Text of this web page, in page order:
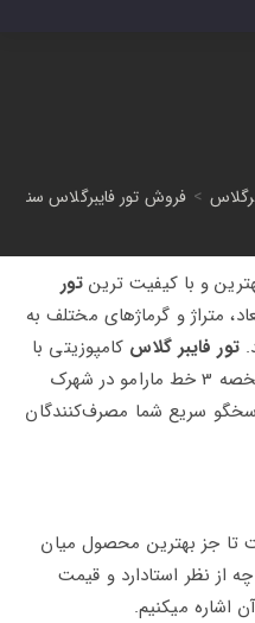
> فروش تور فایبرگلاس سنگ
تور
متراژ و گرماژهای مختلف به
تور فایبر گلاس کامپوزیتی با
مناسب ترین و بهترین کیفیت با مشخصه 3 خط مارامو در شهرک
سریع شما مصرف‌کنندگان
تا جز بهترین محصول میان
از نظر استادارد و قیمت
اشاره میکنیم.